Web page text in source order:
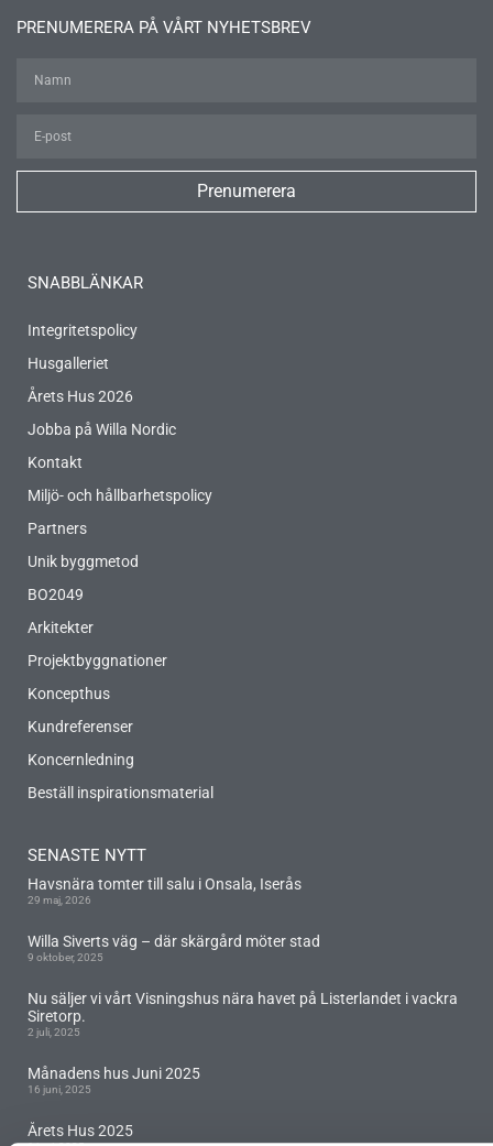
SENASTE NYTT
Havsnära tomter till salu i Onsala, Iserås
29 maj, 2026
Willa Siverts väg – där skärgård möter stad
9 oktober, 2025
Nu säljer vi vårt Visningshus nära havet på Listerlandet i vackra
Siretorp.
2 juli, 2025
Månadens hus Juni 2025
16 juni, 2025
Årets Hus 2025
SNABBLÄNKAR
Integritetspolicy
Husgalleriet
Årets Hus 2026
Jobba på Willa Nordic
Kontakt
Miljö- och hållbarhetspolicy
Partners
Unik byggmetod
BO2049
Arkitekter
Projektbyggnationer
Koncepthus
Kundreferenser
Koncernledning
Beställ inspirationsmaterial
PRENUMERERA PÅ VÅRT NYHETSBREV
Prenumerera